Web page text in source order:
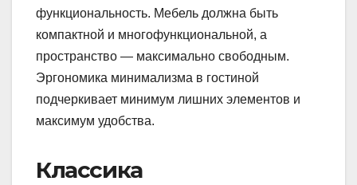
функциональность. Мебель должна быть
компактной и многофункциональной, а
пространство — максимально свободным.
Эргономика минимализма в гостиной
подчеркивает минимум лишних элементов и
максимум удобства.
Классика